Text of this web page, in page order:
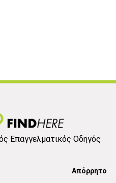
Επαγγελματικός Οδηγός
Απόρρητο